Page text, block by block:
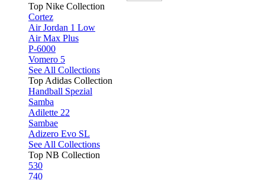
Top Nike Collection
Cortez
Air Jordan 1 Low
Air Max Plus
P-6000
Vomero 5
See All Collections
Top Adidas Collection
Handball Spezial
Samba
Adilette 22
Sambae
Adizero Evo SL
See All Collections
Top NB Collection
530
740